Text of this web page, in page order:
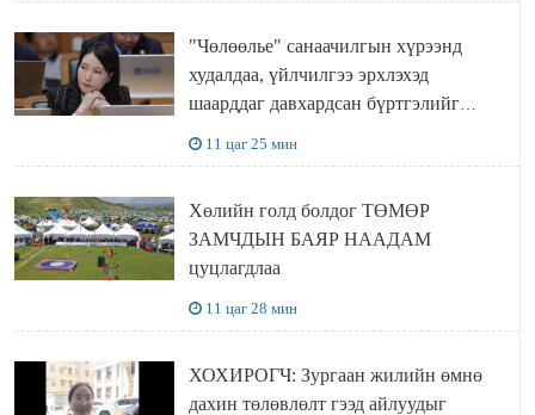
"Чөлөөлье" санаачилгын хүрээнд
худалдаа, үйлчилгээ эрхлэхэд
шаарддаг давхардсан бүртгэлийг
11 цаг 25 мин
Хөлийн голд болдог ТӨМӨР
ЗАМЧДЫН БАЯР НААДАМ
цуцлагдлаа
11 цаг 28 мин
ХОХИРОГЧ: Зургаан жилийн өмнө
дахин төлөвлөлт гээд айлуудыг